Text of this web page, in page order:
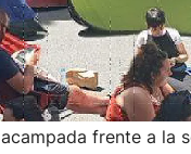
frente a la